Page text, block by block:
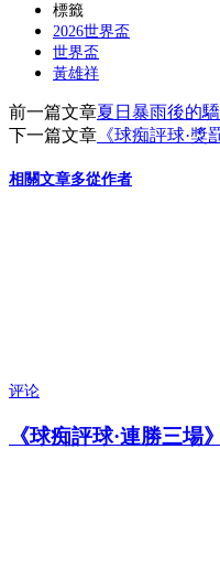
標籤
2026世界盃
世界盃
黃雄祥
前一篇文章夏日暴雨後的
下一篇文章 《球痴評球·獎
相關文章多從作者
评论
《球痴評球·連勝三場